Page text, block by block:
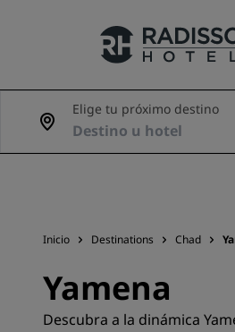
Nuestras marcas
Elige tu próximo destino
Inicio Destinations Chad
Yamena
Descubra a la dinámica